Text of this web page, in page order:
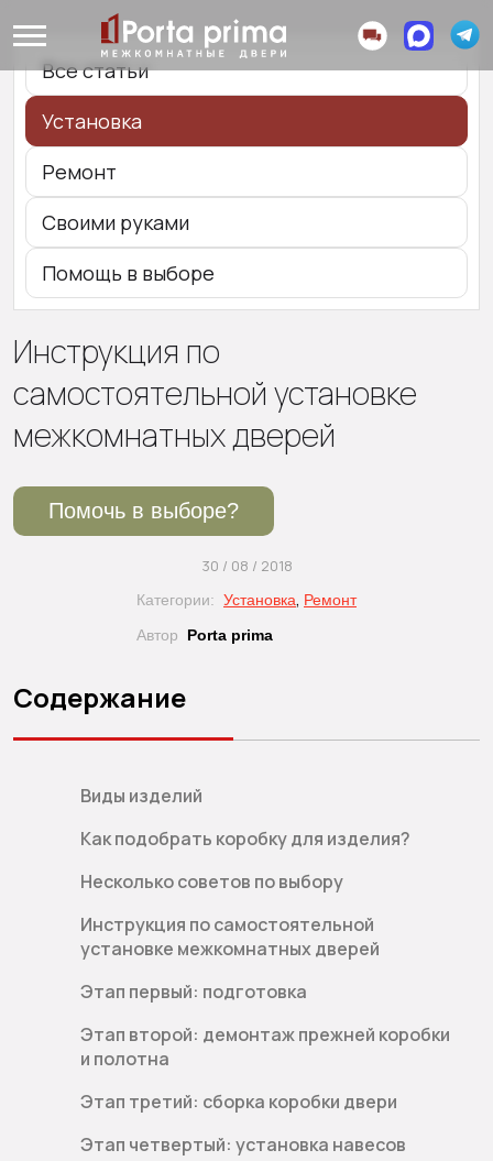
Все статьи
Установка
Ремонт
Своими руками
Помощь в выборе
Инструкция по
самостоятельной установке
межкомнатных дверей
Помочь в выборе?
30 / 08 / 2018
Категории: Установка, Ремонт
Автор
Porta prima
Содержание
Виды изделий
Как подобрать коробку для изделия?
Несколько советов по выбору
Инструкция по самостоятельной
установке межкомнатных дверей
Этап первый: подготовка
Этап второй: демонтаж прежней коробки
и полотна
Этап третий: сборка коробки двери
Этап четвертый: установка навесов